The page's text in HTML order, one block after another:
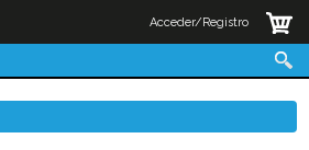
Acceder/Registro